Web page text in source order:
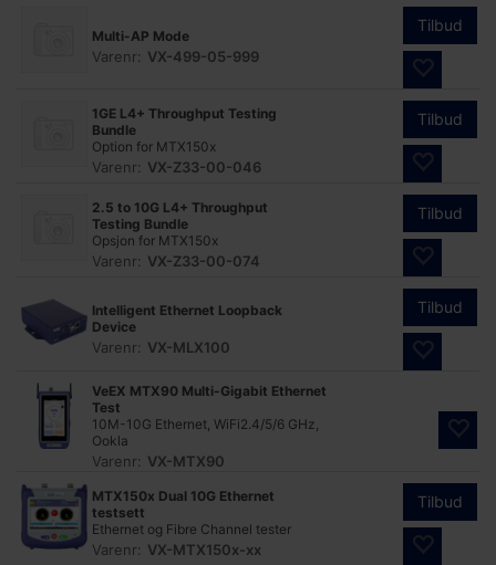
Multi-AP Mode
Varenr: VX-499-05-999
Tilbud
1GE L4+ Throughput Testing
Bundle
Option for MTX150x
Varenr: VX-Z33-00-046
Tilbud
2.5 to 10G L4+ Throughput
Testing Bundle
Opsjon for MTX150x
Varenr: VX-Z33-00-074
Tilbud
Intelligent Ethernet Loopback
Device
Varenr: VX-MLX100
Tilbud
VeEX MTX90 Multi-Gigabit Ethernet
Test
10M-10G Ethernet, WiFi2.4/5/6 GHz,
Ookla
Varenr: VX-MTX90
MTX150x Dual 10G Ethernet
testsett
Ethernet og Fibre Channel tester
Varenr: VX-MTX150x-xx
Tilbud